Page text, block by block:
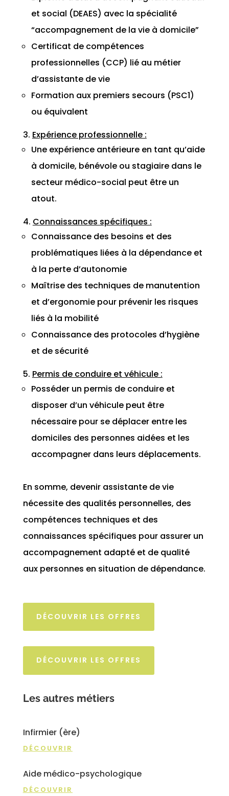
et social (DEAES) avec la spécialité
“accompagnement de la vie à domicile”
Certificat de compétences
professionnelles (CCP) lié au métier
d’assistante de vie
Formation aux premiers secours (PSC1)
ou équivalent
Expérience professionnelle :
Une expérience antérieure en tant qu’aide
à domicile, bénévole ou stagiaire dans le
secteur médico-social peut être un
atout.
Connaissances spécifiques :
Connaissance des besoins et des
problématiques liées à la dépendance et
à la perte d’autonomie
Maîtrise des techniques de manutention
et d’ergonomie pour prévenir les risques
liés à la mobilité
Connaissance des protocoles d’hygiène
et de sécurité
Permis de conduire et véhicule :
Posséder un permis de conduire et
disposer d’un véhicule peut être
nécessaire pour se déplacer entre les
domiciles des personnes aidées et les
accompagner dans leurs déplacements.
En somme, devenir assistante de vie
nécessite des qualités personnelles, des
compétences techniques et des
connaissances spécifiques pour assurer un
accompagnement adapté et de qualité
aux personnes en situation de dépendance.
DÉCOUVRIR LES OFFRES
DÉCOUVRIR LES OFFRES
Les autres métiers
Infirmier (ère)
DÉCOUVRIR
Aide médico-psychologique
DÉCOUVRIR